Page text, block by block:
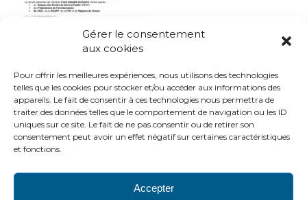
Gérer le consentement
aux cookies
Pour offrir les meilleures expériences, nous utilisons des technologies
telles que les cookies pour stocker et/ou accéder aux informations des
appareils. Le fait de consentir à ces technologies nous permettra de
traiter des données telles que le comportement de navigation ou les ID
uniques sur ce site. Le fait de ne pas consentir ou de retirer son
consentement peut avoir un effet négatif sur certaines caractéristiques
et fonctions.
Accepter